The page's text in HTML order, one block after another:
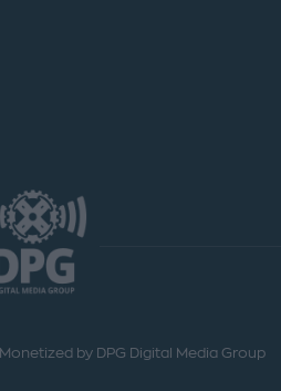
Monetized by DPG Digital Media Group